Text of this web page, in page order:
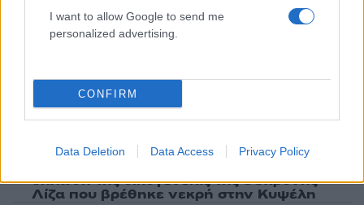
I want to allow Google to send me
personalized advertising.
CONFIRM
Data Deletion Data Access Privacy Policy
Δολοφονία Βρετανίδας στην Κυψέλη: Οι
δύο καταθέσεις «κλειδί» της συζύγου του
26χρονου Αφγανού – Το στίγμα του
Η Ελένη Φωτοπούλου ευχήθηκε για τη
γιορτή του Άκη Παυλόπουλου: «Δεκαπέντε
χρόνια μου διδάσκει υπομονή και αγάπη»
«Αφιέρωσε τη ζωή της στο να βοηθά
δήλωση της οικογένειας της 38χρονης
Λίζα που βρέθηκε νεκρή στην Κυψέλη